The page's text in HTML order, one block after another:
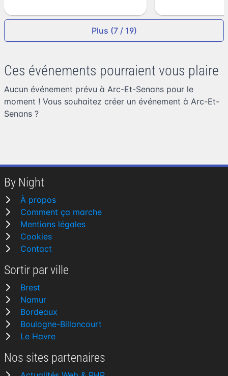
Plus (7 / 19)
Ces événements pourraient vous plaire
Aucun événement prévu à Arc-Et-Senans pour le
moment ! Vous souhaitez créer un événement à Arc-Et-
Senans ?
By Night
À propos
Comment ça marche
Mentions légales
Cookies
Contact
Sortir par ville
Brest
Namur
Bordeaux
Boulogne-Billancourt
Le Havre
Nos sites partenaires